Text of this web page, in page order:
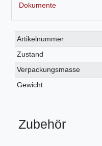
Dokumente
Technisches
Merkmal
Wert
Artikelnummer
Zustand
Verpackungsmasse
Gewicht
Zubehör